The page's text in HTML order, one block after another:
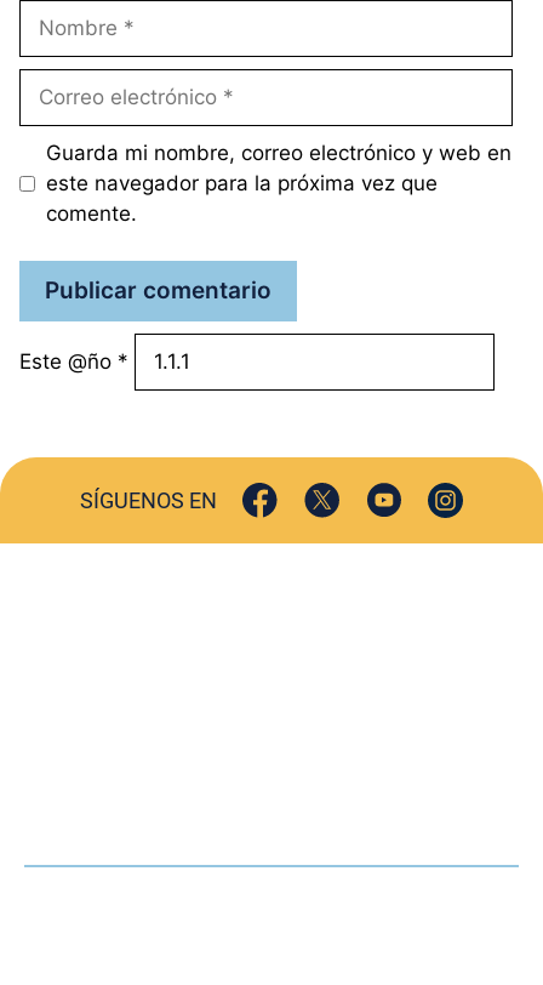
Nombre
Correo
Guarda mi nombre, correo electrónico y web en
este navegador para la próxima vez que
comente.
Este @ño *
SÍGUENOS EN